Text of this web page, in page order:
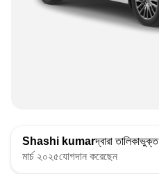
Shashi kumarদ্বারা তালিকাভুক্ত
মার্চ ২০২৫যোগদান করেছেন